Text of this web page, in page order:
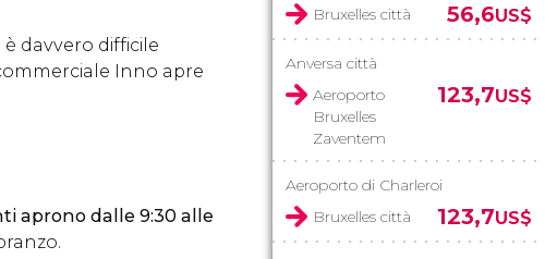
è davvero difficile
Inno apre
aprono dalle 9:30 alle
Bruxelles città
56,6US$
Anversa città
Aeroporto
Bruxelles
Zaventem
123,7US$
Aeroporto di Charleroi
Bruxelles città
123,7US$